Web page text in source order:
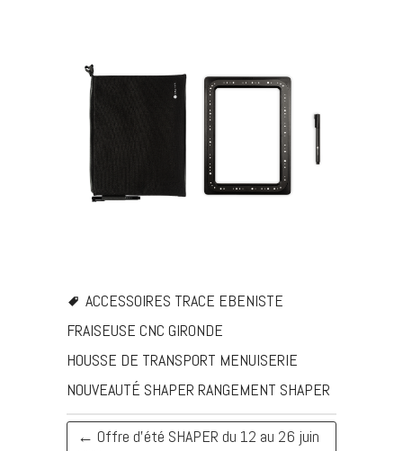
ACCESSOIRES TRACE EBENISTE
FRAISEUSE CNC GIRONDE
HOUSSE DE TRANSPORT MENUISERIE
NOUVEAUTÉ SHAPER RANGEMENT SHAPER
← Offre d’été SHAPER du 12 au 26 juin